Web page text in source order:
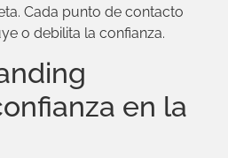
Cada punto de contacto
o debilita la confianza.
en la